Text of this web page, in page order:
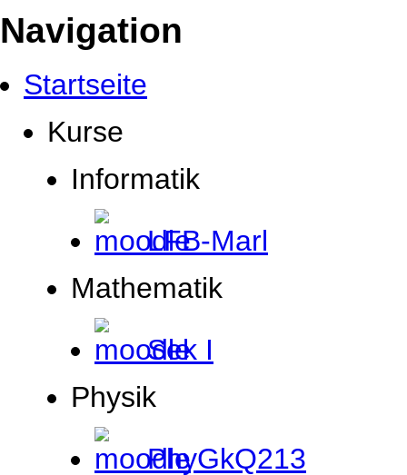
Navigation
Startseite
Kurse
Informatik
LFB-Marl
Mathematik
Sek I
Physik
PhyGkQ213